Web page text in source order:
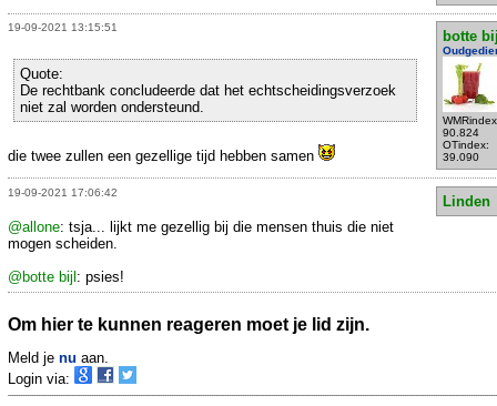
19-09-2021 13:15:51
botte
90.824
OTindex:
39.090
Quote:
De rechtbank concludeerde dat het echtscheidingsverzoek
niet zal worden ondersteund.
die twee zullen een gezellige tijd hebben samen
19-09-2021 17:06:42
Linden
@allone: tsja... lijkt me gezellig bij die mensen thuis die niet
mogen scheiden.
@botte bijl: psies!
Om hier te kunnen reageren moet je lid zijn.
Meld je nu aan.
Login via: